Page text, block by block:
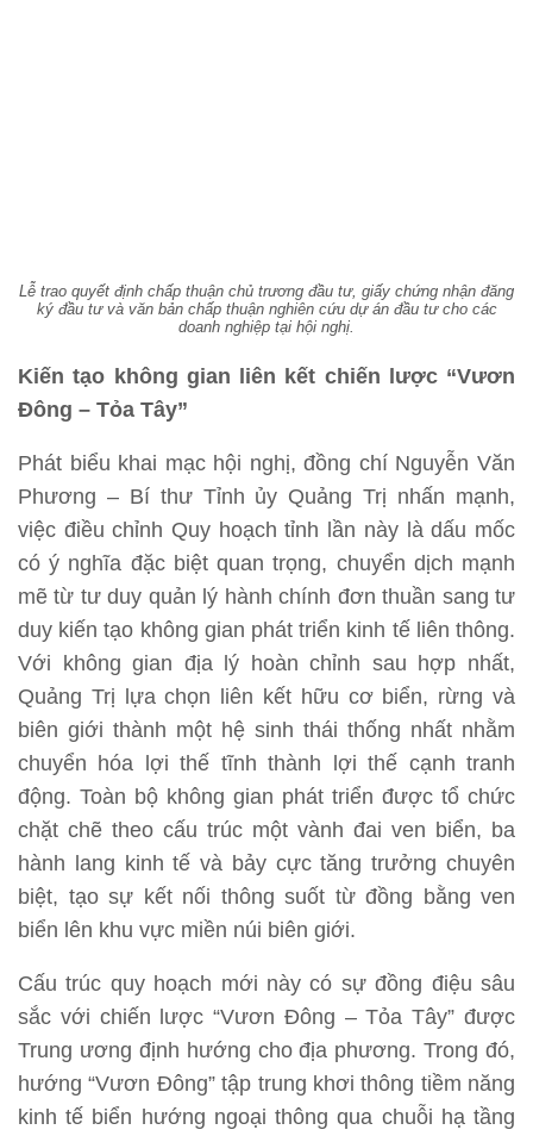
Lễ trao quyết định chấp thuận chủ trương đầu tư, giấy chứng nhận đăng
ký đầu tư và văn bản chấp thuận nghiên cứu dự án đầu tư cho các
doanh nghiệp tại hội nghị.
Kiến tạo không gian liên kết chiến lược “Vươn
Đông – Tỏa Tây”
Phát biểu khai mạc hội nghị, đồng chí Nguyễn Văn
Phương – Bí thư Tỉnh ủy Quảng Trị nhấn mạnh,
việc điều chỉnh Quy hoạch tỉnh lần này là dấu mốc
có ý nghĩa đặc biệt quan trọng, chuyển dịch mạnh
mẽ từ tư duy quản lý hành chính đơn thuần sang tư
duy kiến tạo không gian phát triển kinh tế liên thông.
Với không gian địa lý hoàn chỉnh sau hợp nhất,
Quảng Trị lựa chọn liên kết hữu cơ biển, rừng và
biên giới thành một hệ sinh thái thống nhất nhằm
chuyển hóa lợi thế tĩnh thành lợi thế cạnh tranh
động. Toàn bộ không gian phát triển được tổ chức
chặt chẽ theo cấu trúc một vành đai ven biển, ba
hành lang kinh tế và bảy cực tăng trưởng chuyên
biệt, tạo sự kết nối thông suốt từ đồng bằng ven
biển lên khu vực miền núi biên giới.
Cấu trúc quy hoạch mới này có sự đồng điệu sâu
sắc với chiến lược “Vươn Đông – Tỏa Tây” được
Trung ương định hướng cho địa phương. Trong đó,
hướng “Vươn Đông” tập trung khơi thông tiềm năng
kinh tế biển hướng ngoại thông qua chuỗi hạ tầng